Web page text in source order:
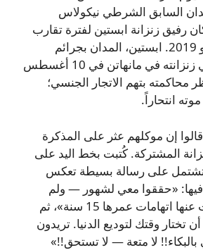
السابق الشرطي نيكولاس
رفيق زنزانة ابستين لفترة تقارب
الأسبوعين في يوليو 2019. ابستين، المدان بجرائم
جنسية، وُجد ميتاً في زنزانته في مانهاتن في 10 أغسطس
ينتظر محاكمته بتهم الاتجار الجنسي؛
انتحاراً.
إن موكلهم عثر على المذكرة
المشتركة. كُتبت بخط اليد على
على رسالة بسيطة تعكس
فيها: «حققوا معي لشهور — ولم
يجدوا شيئاً!!! فنتجت عنها اتهامات عمرها 15 سنة»، ثم
تختار وقتك لتوديع الدنيا. تريدون
لا متعة — لا تستحق!!»